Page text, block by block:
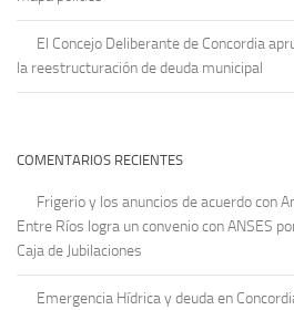
El Concejo Deliberante de Concordia
la reestructuración de deuda municipal
COMENTARIOS RECIENTES
Frigerio y los anuncios de acuerdo con
Entre Ríos logra un convenio con ANSES
Caja de Jubilaciones
Emergencia Hídrica y deuda en